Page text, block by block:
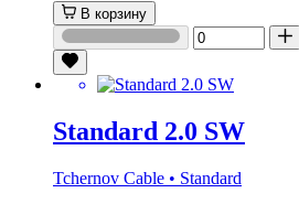
В корзину
Standard 2.0 SW
Tchernov Cable • Standard